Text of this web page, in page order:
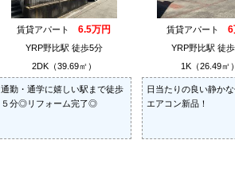
賃貸アパート 6.5万円
YRP野比駅 徒歩5分
2DK（39.69㎡）
通勤・通学に嬉しい駅まで徒歩
５分◎リフォーム完了◎
賃貸アパート 6
YRP野比駅 徒
1K（26.49㎡）
日当たりの良い静か
エアコン新品！